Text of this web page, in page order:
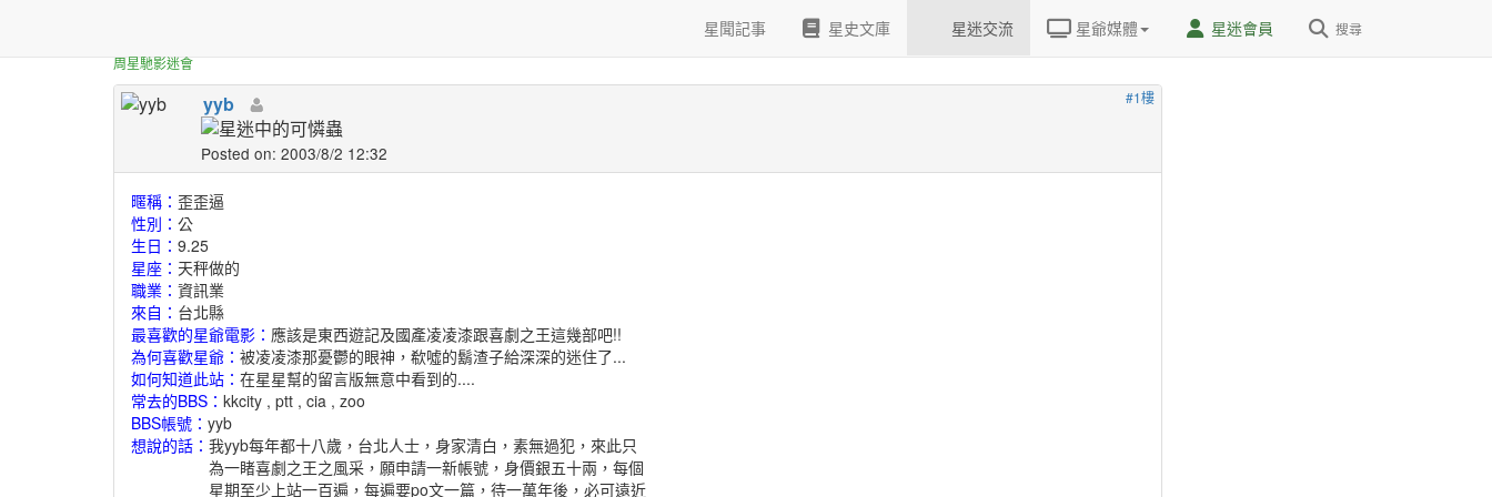
周星馳影迷會
星聞記事 星史文庫 星迷交流 星爺媒體 星迷會員 搜尋
#1樓
yyb
Posted on: 2003/8/2 12:32
暱稱： 歪歪逼
性別： 公
生日： 9.25
星座： 天秤做的
職業： 資訊業
來自： 台北縣
最喜歡的星爺電影： 應該是東西遊記及國產凌凌漆跟喜劇之王這幾部吧!!
為何喜歡星爺： 被凌凌漆那憂鬱的眼神，欷噓的鬍渣子給深深的迷住了...
如何知道此站： 在星星幫的留言版無意中看到的....
常去的BBS： kkcity , ptt , cia , zoo
BBS帳號： yyb
想說的話： 我yyb每年都十八歲，台北人士，身家清白，素無過犯，來此只
為一睹喜劇之王之風采，願申請一新帳號，身價銀五十兩，每個
星期至少上站一百遍，每遍要po文一篇，待一萬年後，必可遠近